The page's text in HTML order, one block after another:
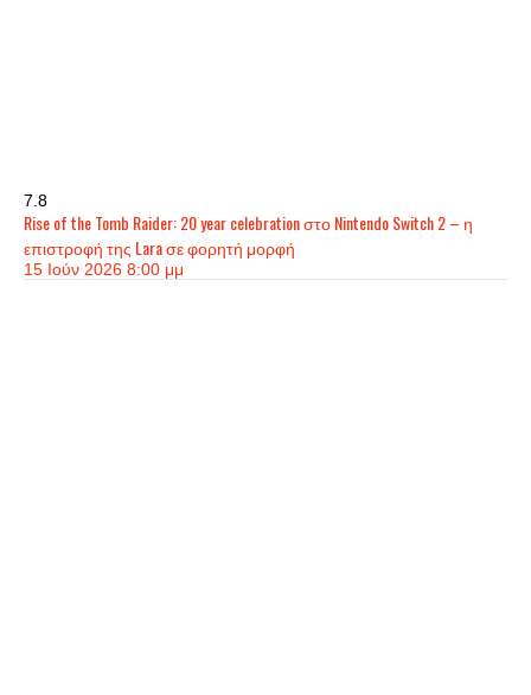
7.8
Rise of the Tomb Raider: 20 year celebration στο Nintendo Switch 2 – η
επιστροφή της Lara σε φορητή μορφή
15 Ιούν 2026 8:00 μμ